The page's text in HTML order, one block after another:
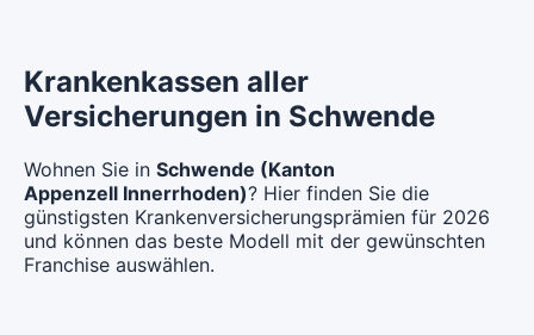
Krankenkassen aller
Versicherungen in Schwende
Wohnen Sie in Schwende (Kanton
Appenzell Innerrhoden)? Hier finden Sie die
günstigsten Krankenversicherungsprämien für 2026
und können das beste Modell mit der gewünschten
Franchise auswählen.